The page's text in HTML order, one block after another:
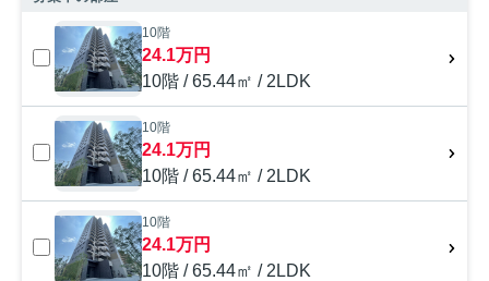
10階
24.1万円
10階 / 65.44㎡ / 2LDK
10階
24.1万円
10階 / 65.44㎡ / 2LDK
10階
24.1万円
10階 / 65.44㎡ / 2LDK